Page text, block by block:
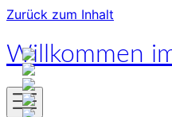
Zurück zum Inhalt
Willkommen